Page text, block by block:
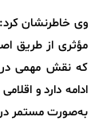
وی خاطرنشان
مؤثری از طریق
که نقش مهمی در
ادامه دارد و
به‌صورت مستمر